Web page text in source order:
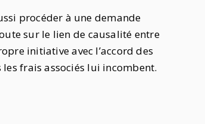
procéder à une demande
sur le lien de causalité entre
initiative avec l’accord des
frais associés lui incombent.